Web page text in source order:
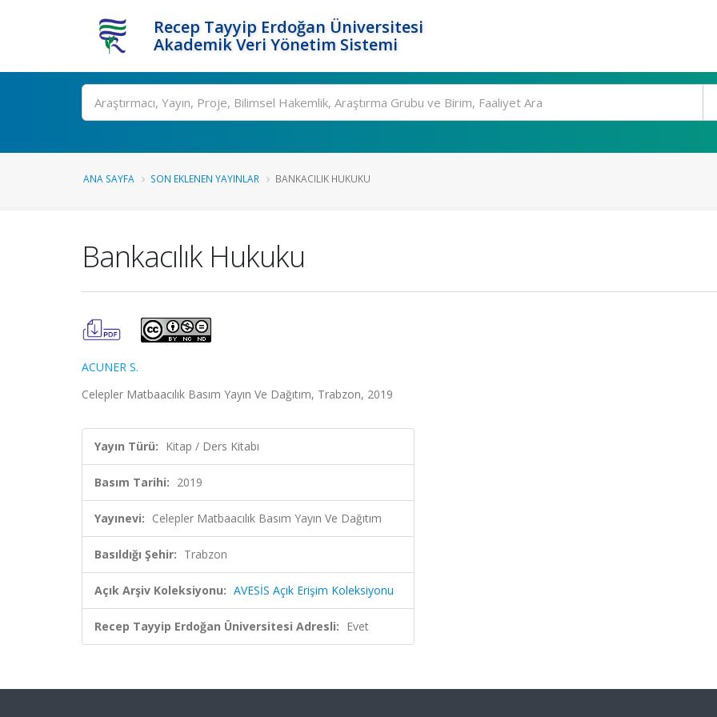
Recep Tayyip Erdoğan Üniversitesi
Akademik Veri Yönetim Sistemi
Ara
ANA SAYFA SON EKLENEN YAYINLAR BANKACILIK HUKUKU
Bankacılık Hukuku
ACUNER S.
Celepler Matbaacılık Basım Yayın Ve Dağıtım, Trabzon, 2019
Yayın Türü: Kitap / Ders Kitabı
Basım Tarihi: 2019
Yayınevi: Celepler Matbaacılık Basım Yayın Ve Dağıtım
Basıldığı Şehir: Trabzon
Açık Arşiv Koleksiyonu: AVESİS Açık Erişim Koleksiyonu
Recep Tayyip Erdoğan Üniversitesi Adresli: Evet